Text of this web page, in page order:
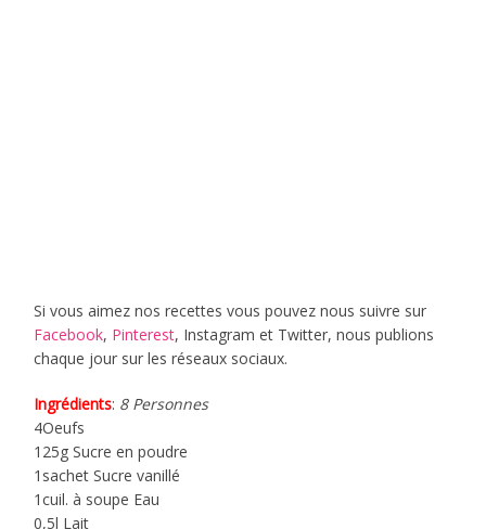
Si vous aimez nos recettes vous pouvez nous suivre sur
Facebook, Pinterest, Instagram et Twitter, nous publions
chaque jour sur les réseaux sociaux.
Ingrédients: 8 Personnes
4Oeufs
125g Sucre en poudre
1sachet Sucre vanillé
1cuil. à soupe Eau
0,5l Lait